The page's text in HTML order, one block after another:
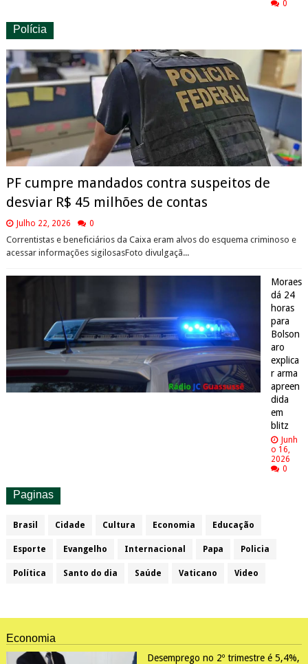
0
Polícia
PF cumpre mandados contra suspeitos de
desviar R$ 45 milhões de contas
Julho 22, 2026 0
Correntistas e beneficiários da Caixa eram alvos do esquema criminoso e
acessar informações sigilosasFoto divulgaçã...
Moraes
dá 24
horas
para
Bolson
aro
explica
r arma
apreen
dida
em
blitz
Junh
o 16,
2026
0
Paginas
Brasil Cidade Cultura Economia Educação
Esporte Evangelho Internacional Papa Policia
Política Santo do dia Saúde Vaticano Video
Economia
Desemprego no 2º trimestre é 5,4%,